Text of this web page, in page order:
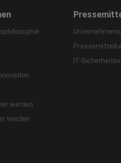
werden
werden
IT-